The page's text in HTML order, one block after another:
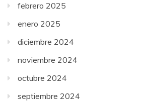
febrero 2025
enero 2025
diciembre 2024
noviembre 2024
octubre 2024
septiembre 2024